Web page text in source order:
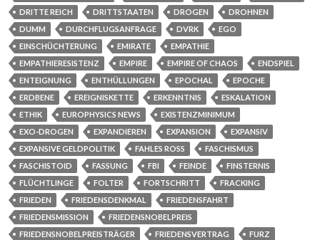
DRITTE REICH
DRITTSTAATEN DROGEN
DROHNEN
DUMM
DURCHFLUGSANFRAGE DVRK
EGO
EINSCHÜCHTERUNG
EMIRATE
EMPATHIE
EMPATHIERESISTENZ
EMPIRE EMPIRE OF CHAOS
ENDSPIEL
ENTEIGNUNG
ENTHÜLLUNGEN EPOCHAL
EPOCHE
ERDBENE
EREIGNISKETTE ERKENNTNIS
ESKALATION
ETHIK
EUROPHYSICS NEWS
EXISTENZMINIMUM
EXO-DROGEN
EXPANDIEREN EXPANSION
EXPANSIV
EXPANSIVE GELDPOLITIK
FAHLES ROSS
FASCHISMUS
FASCHISTOID
FASSUNG FBI FEINDE
FINSTERNIS
FLÜCHTLINGE
FOLTER FORTSCHRITT
FRACKING
FRIEDEN
FRIEDENSDENKMAL
FRIEDENSFAHRT
FRIEDENSMISSION
FRIEDENSNOBELPREIS
FRIEDENSNOBELPREISTRÄGER
FRIEDENSVERTRAG
FURZ